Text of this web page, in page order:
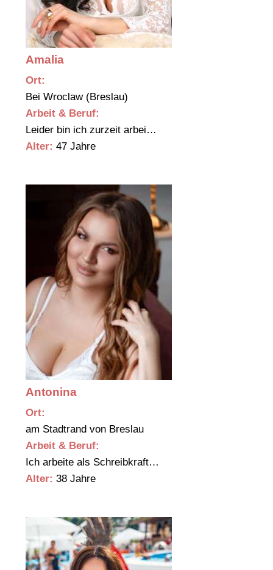
Amalia
Ort:
Bei Wroclaw (Breslau)
Arbeit & Beruf:
Leider bin ich zurzeit arbei…
Alter: 47 Jahre
Antonina
Ort:
am Stadtrand von Breslau
Arbeit & Beruf:
Ich arbeite als Schreibkraft…
Alter: 38 Jahre